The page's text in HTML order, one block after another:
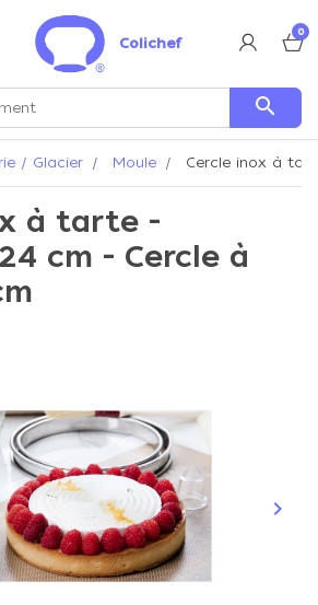
Colichef
0
search
/ Glacier Moule Cercle inox à
à tarte -
cm - Cercle à
keyboard_arrow_right